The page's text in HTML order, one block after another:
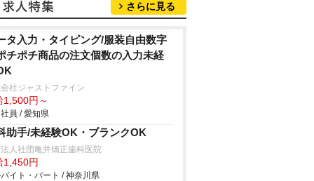
さらに見る
タ入力・タイピング/服装自由数字
チポチ商品の注文個数の入力未経
社ジャストファイン
1,500円～
員 / 愛知県
助手/未経験OK・ブランクOK
人社団亀井矯正歯科医院
1,450円
イト・パート / 神奈川県